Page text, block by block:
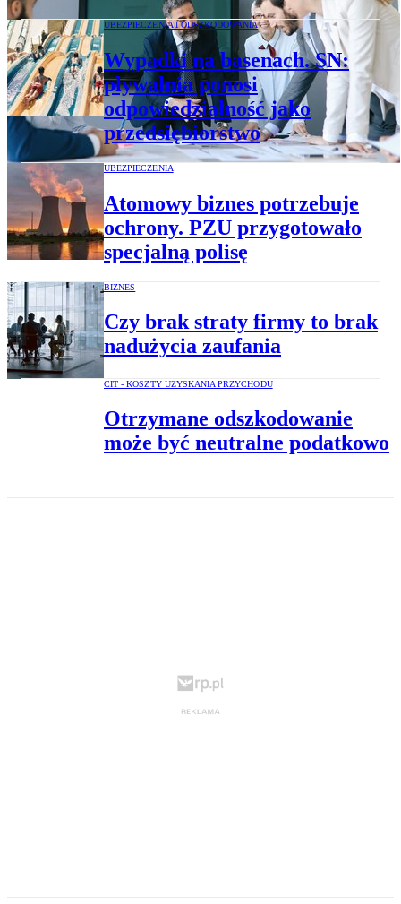
UBEZPIECZENIA I ODSZKODOWANIA
Wypadki na basenach. SN:
pływalnia ponosi
odpowiedzialność jako
przedsiębiorstwo
UBEZPIECZENIA
Atomowy biznes potrzebuje
ochrony. PZU przygotowało
specjalną polisę
BIZNES
Czy brak straty firmy to brak
nadużycia zaufania
CIT - KOSZTY UZYSKANIA PRZYCHODU
Otrzymane odszkodowanie
może być neutralne podatkowo